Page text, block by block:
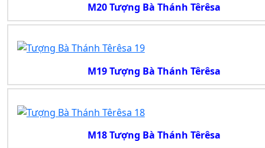
M20 Tượng Bà Thánh Têrêsa
M19 Tượng Bà Thánh Têrêsa
M18 Tượng Bà Thánh Têrêsa